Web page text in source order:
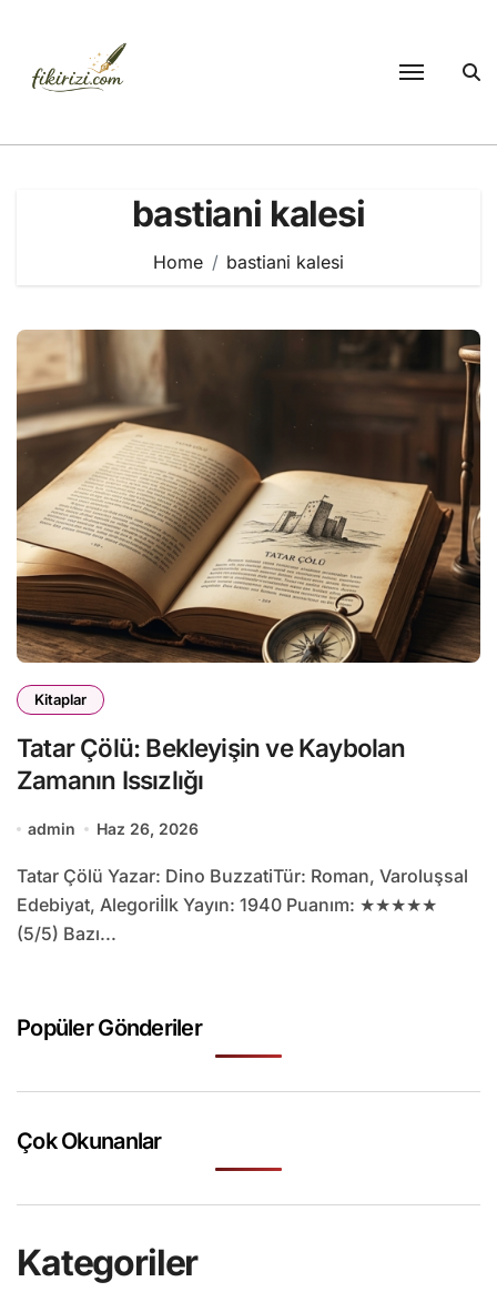
bastiani kalesi
Home bastiani kalesi
Kitaplar
Tatar Çölü: Bekleyişin ve Kaybolan
Zamanın Issızlığı
admin Haz 26, 2026
Tatar Çölü Yazar: Dino BuzzatiTür: Roman, Varoluşsal
Edebiyat, Alegoriİlk Yayın: 1940 Puanım: ★★★★★
(5/5) Bazı...
Popüler Gönderiler
Çok Okunanlar
Kategoriler